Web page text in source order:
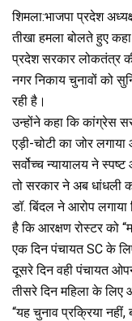
b
o
o
k
er s
A
p
p
शिमला:भाजपा प्रदेश
तीखा हमला बोलते हुए
प्रदेश सरकार लोकतंत्र
नगर निकाय चुनावों को
रही है।
उन्होंने कहा कि कांग्रेस
एड़ी-चोटी का जोर
सर्वोच्च न्यायालय ने
तो सरकार ने अब धांधली
डॉ. बिंदल ने आरोप लगाया
है कि आरक्षण रोस्टर को
एक दिन पंचायत SC के
दूसरे दिन वही पंचायत
तीसरे दिन महिला के लिए
“यह चुनाव प्रक्रिया